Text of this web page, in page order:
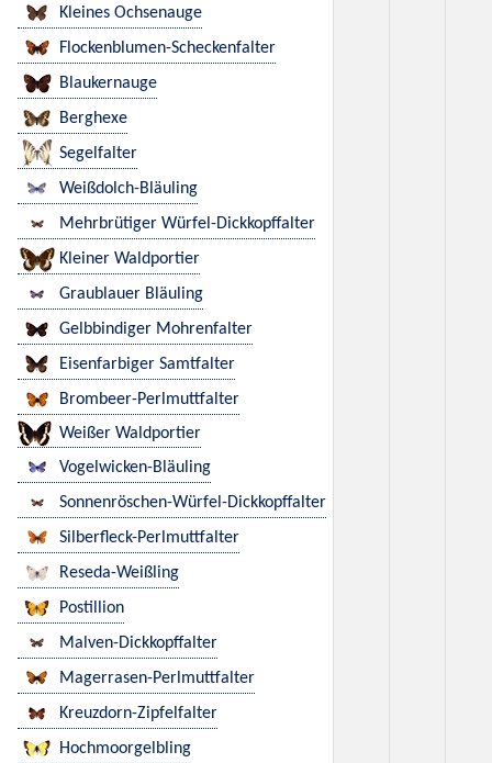
Kleines Ochsenauge
Flockenblumen-Scheckenfalter
Blaukernauge
Berghexe
Segelfalter
Weißdolch-Bläuling
Mehrbrütiger Würfel-Dickkopffalter
Kleiner Waldportier
Graublauer Bläuling
Gelbbindiger Mohrenfalter
Eisenfarbiger Samtfalter
Brombeer-Perlmuttfalter
Weißer Waldportier
Vogelwicken-Bläuling
Sonnenröschen-Würfel-Dickkopffalter
Silberfleck-Perlmuttfalter
Reseda-Weißling
Postillion
Malven-Dickkopffalter
Magerrasen-Perlmuttfalter
Kreuzdorn-Zipfelfalter
Hochmoorgelbling